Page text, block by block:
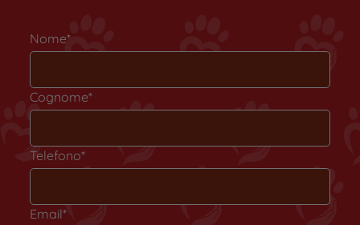
Nome*
Cognome*
Telefono*
Email*